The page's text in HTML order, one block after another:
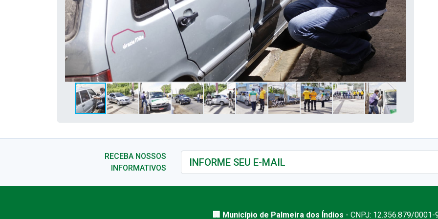
RECEBA NOSSOS
INFORMATIVOS
🏢 Município de Palmeira dos Índios - CNPJ: 12.356.879/0001-